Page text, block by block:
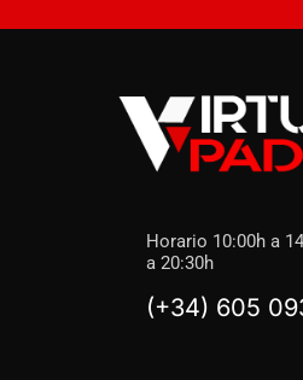
Horario 10:00h a
a 20:30h
(+34) 605